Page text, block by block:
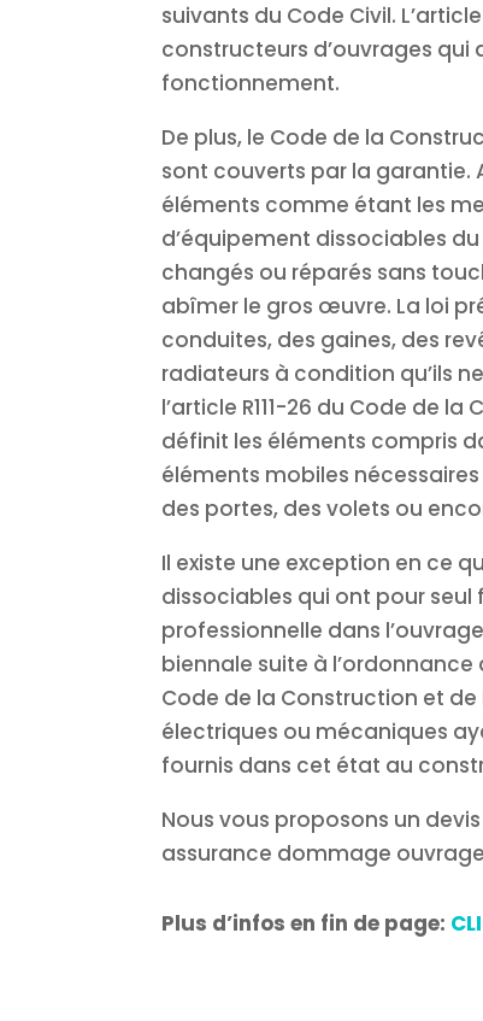
suivants du Code Civil.
constructeurs d’ouvrages
fonctionnement.
De plus, le Code de la
sont couverts par la garantie.
éléments comme étant les
d’équipement dissociables
changés ou réparés sans
abîmer le gros œuvre. La loi
conduites, des gaines, des
radiateurs à condition qu’ils
l’article R111-26 du Code de
définit les éléments compris
éléments mobiles
des portes, des volets ou
Il existe une exception en ce
dissociables qui ont pour seul
professionnelle dans
biennale suite à l’ordonnance
Code de la Construction et
électriques ou mécaniques
fournis dans cet état au
Nous vous proposons un
assurance dommage
Plus d’infos en fin de page: